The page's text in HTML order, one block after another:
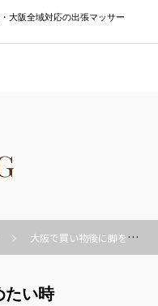
大阪全域対応の出張マッサー
大阪で買い物後に脚を休めたい時
たい時